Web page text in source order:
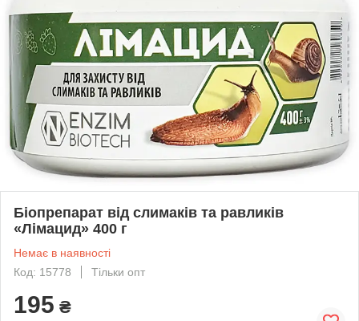
Біопрепарат від слимаків та равликів
«Лімацид» 400 г
Немає в наявності
Код: 15778
Тільки опт
195 ₴